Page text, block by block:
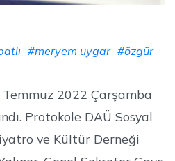
#meryem uygar #özgür
2022 Çarşamba
Protokole DAÜ Sosyal
ve Kültür Derneği